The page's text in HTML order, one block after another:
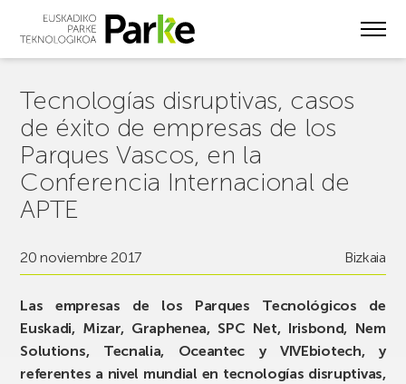
Tecnologías disruptivas, casos
de éxito de empresas de los
Parques Vascos, en la
Conferencia Internacional de
APTE
20 noviembre 2017 Bizkaia
Las empresas de los Parques Tecnológicos de
Euskadi, Mizar, Graphenea, SPC Net, Irisbond, Nem
Solutions, Tecnalia, Oceantec y VIVEbiotech, y
referentes a nivel mundial en tecnologías disruptivas,